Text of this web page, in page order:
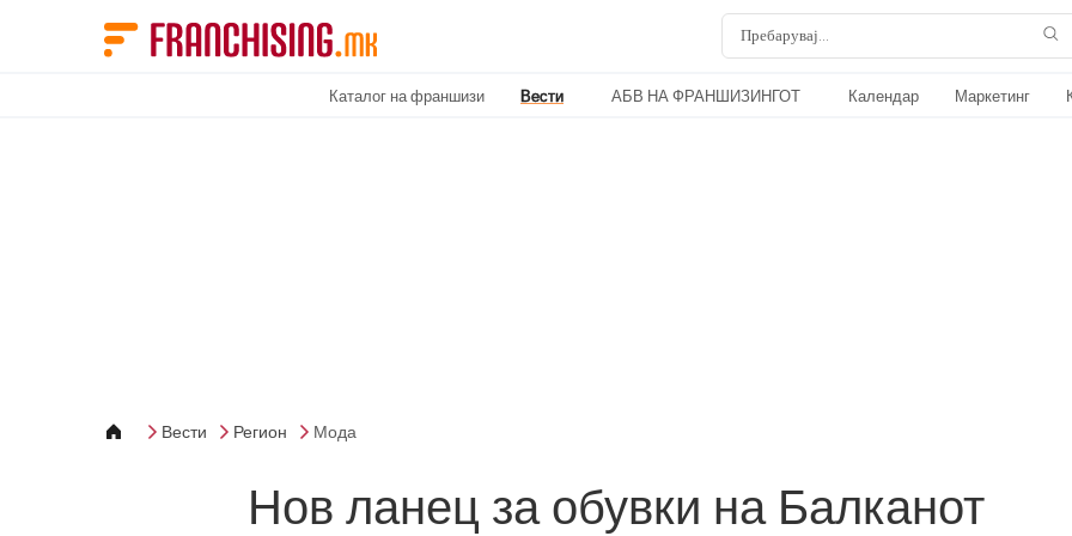
Каталог на франшизи Вести АБВ НА ФРАНШИЗИНГОТ Календар Маркетинг
Вести Регион Мода
Нов ланец за обувки на Балканот